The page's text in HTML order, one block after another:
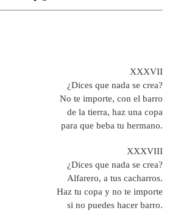
XXXVII
¿Dices que nada se crea?
No te importe, con el barro
de la tierra, haz una copa
para que beba tu hermano.
XXXVIII
¿Dices que nada se crea?
Alfarero, a tus cacharros.
Haz tu copa y no te importe
si no puedes hacer barro.